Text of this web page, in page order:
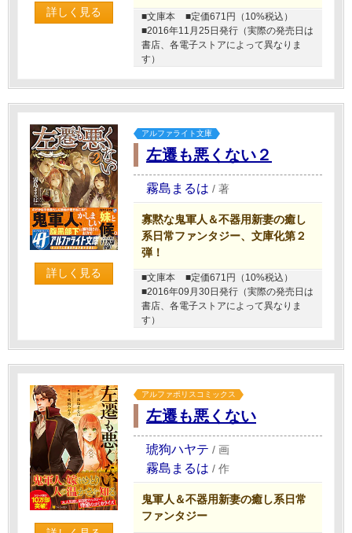
詳しく見る ■文庫本
■定価671円（10%税込）
■2016年11月25日発行（実際の発売日は
書店、各電子ストアによって異なりま
す）
詳しく見る
アルファライト文庫
左遷も悪くない２
霧島まるは / 著
寡黙な鬼軍人＆不器用新妻の癒し
系日常ファンタジー、文庫化第２
弾！
■文庫本
■定価671円（10%税込）
■2016年09月30日発行（実際の発売日は
書店、各電子ストアによって異なりま
す）
アルファポリスコミックス
左遷も悪くない
琥狗ハヤテ / 画
霧島まるは / 作
鬼軍人＆不器用新妻の癒し系日常
ファンタジー